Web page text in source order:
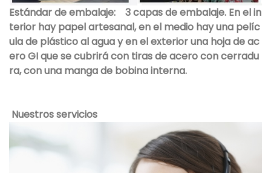
Estándar de embalaje:
3 capas de embalaje. En el in
terior hay papel artesanal, en el medio hay una pelíc
ula de plástico al agua y en el exterior una hoja de ac
ero GI que se cubrirá con tiras de acero con cerradu
ra, con una manga de bobina interna.
Nuestros servicios